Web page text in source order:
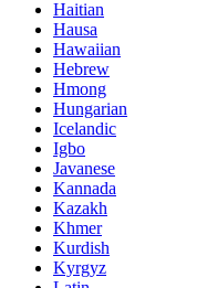
Haitian
Hausa
Hawaiian
Hebrew
Hmong
Hungarian
Icelandic
Igbo
Javanese
Kannada
Kazakh
Khmer
Kurdish
Kyrgyz